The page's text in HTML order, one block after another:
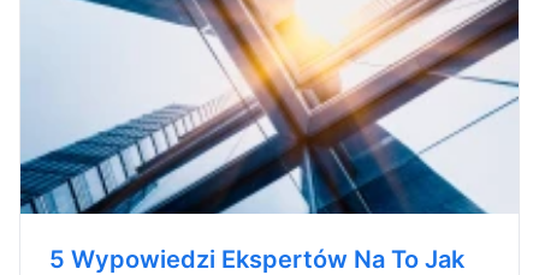
5 Wypowiedzi Ekspertów Na To Jak